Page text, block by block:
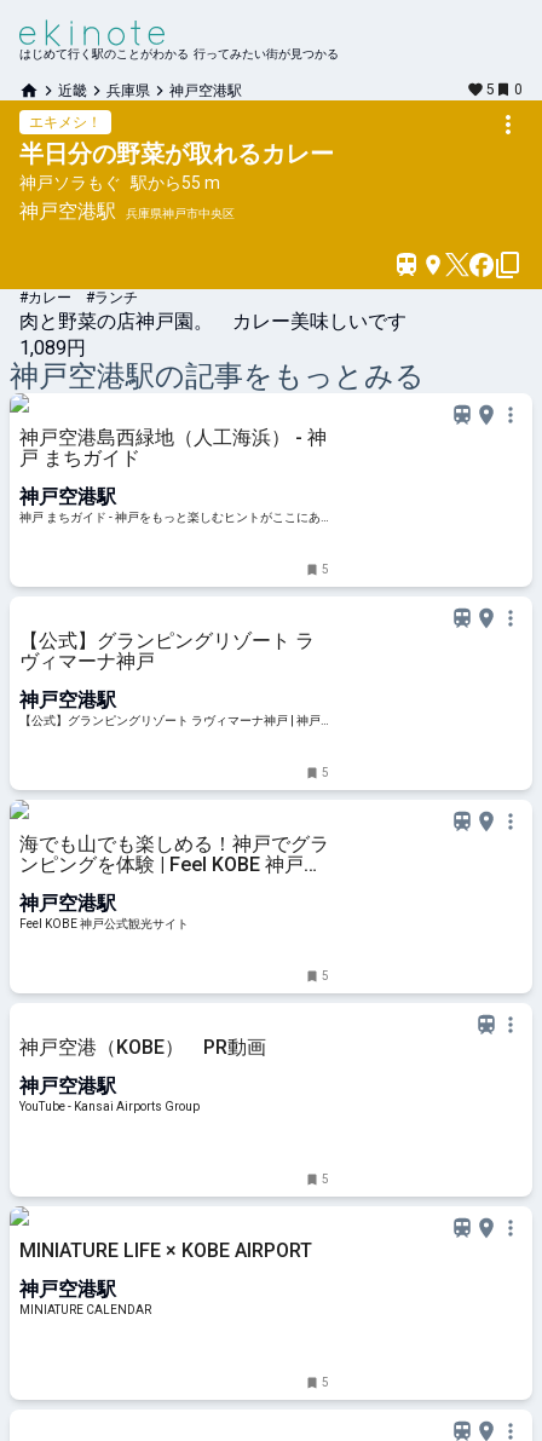
はじめて行く駅のことがわかる 行ってみたい街が見つかる
近畿 兵庫県 神戸空港駅 5
0
エキメシ！
半日分の野菜が取れるカレー
神戸ソラもぐ 駅から55 m
神戸空港駅 兵庫県神戸市中央区
#カレー #ランチ
肉と野菜の店神戸園。　カレー美味しいです
1,089円
神戸空港駅の記事をもっとみる
神戸空港島西緑地（人工海浜） - 神
戸 まちガイド
神戸空港駅
神戸 まちガイド - 神戸をもっと楽しむヒントがここにあ
5
【公式】グランピングリゾート ラ
ヴィマーナ神戸
神戸空港駅
【公式】グランピングリゾート ラヴィマーナ神戸 | 神戸
5
海でも山でも楽しめる！神戸でグラ
ンピングを体験 | Feel KOBE 神戸公
神戸空港駅
Feel KOBE 神戸公式観光サイト
5
神戸空港（KOBE） PR動画
神戸空港駅
YouTube - Kansai Airports Group
5
MINIATURE LIFE × KOBE AIRPORT
神戸空港駅
MINIATURE CALENDAR
5